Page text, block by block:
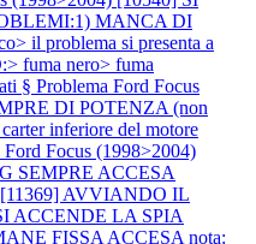
MANCA DI
il problema si presenta a
fuma nero> fuma
§ Problema Ford Focus
DI POTENZA (non
inferiore del motore
Ford Focus (1998>2004)
SEMPRE ACCESA
[11369] AVVIANDO IL
ACCENDE LA SPIA
FISSA ACCESA nota: